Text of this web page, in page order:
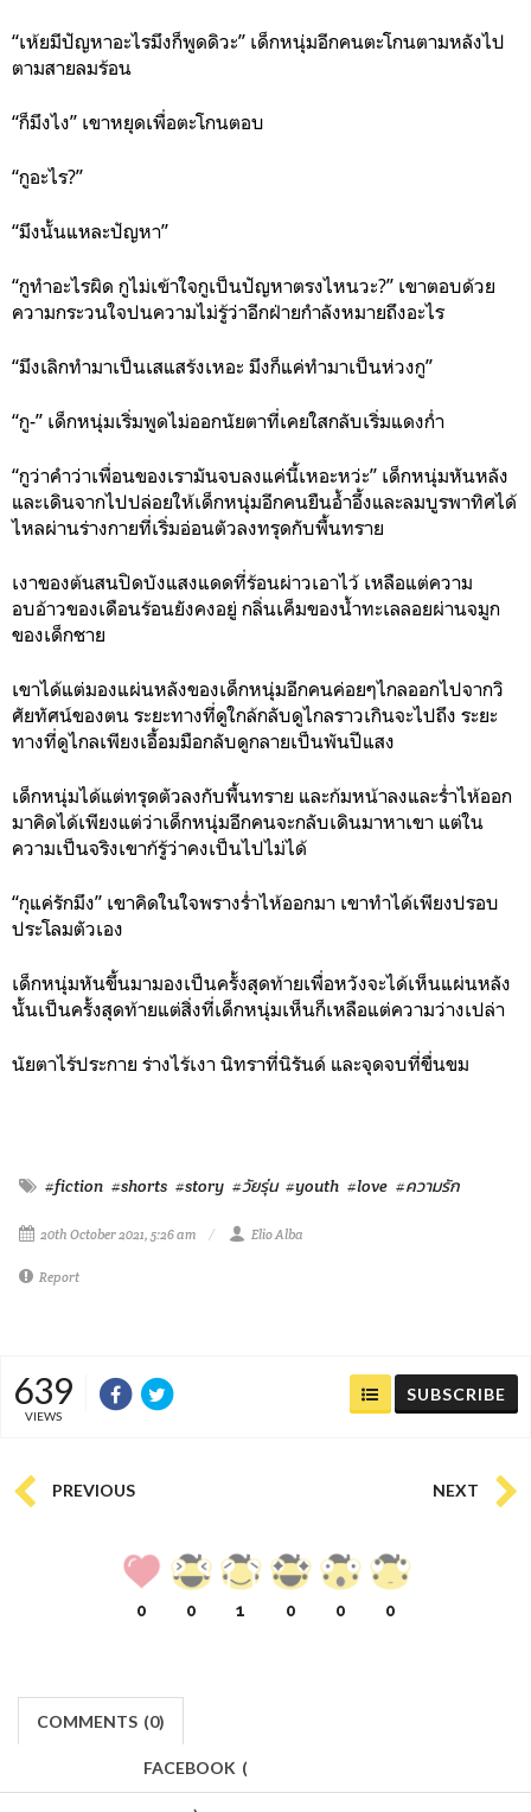
“เห้ยมีปัญหาอะไรมึงก็พูดดิวะ” เด็กหนุ่มอีกคนตะโกนตามหลังไป
ตามสายลมร้อน
“ก็มึงไง” เขาหยุดเพื่อตะโกนตอบ
“กูอะไร?”
“มึงนั้นแหละปัญหา”
“กูทำอะไรผิด กูไม่เข้าใจกูเป็นปัญหาตรงไหนวะ?” เขาตอบด้วย
ความกระวนใจปนความไม่รู้ว่าอีกฝ่ายกำลังหมายถึงอะไร
“มึงเลิกทำมาเป็นเสแสร้งเหอะ มึงก็แค่ทำมาเป็นห่วงกู”
“กู-” เด็กหนุ่มเริ่มพูดไม่ออกนัยตาที่เคยใสกลับเริ่มแดงก่ำ
“กูว่าคำว่าเพื่อนของเรามันจบลงแค่นี้เหอะหว่ะ” เด็กหนุ่มหันหลัง
และเดินจากไปปล่อยให้เด็กหนุ่มอีกคนยืนอ้ำอึ้งและลมบูรพาทิศได้
ไหลผ่านร่างกายที่เริ่มอ่อนตัวลงทรุดกับพื้นทราย
เงาของต้นสนปิดบังแสงแดดที่ร้อนผ่าวเอาไว้ เหลือแต่ความ
อบอ้าวของเดือนร้อนยังคงอยู่ กลิ่นเค็มของน้ำทะเลลอยผ่านจมูก
ของเด็กชาย
เขาได้แต่มองแผ่นหลังของเด็กหนุ่มอีกคนค่อยๆไกลออกไปจากวิ
ศัยทัศน์ของตน ระยะทางที่ดูใกล้กลับดูไกลราวเกินจะไปถึง ระยะ
ทางที่ดูไกลเพียงเอื้อมมือกลับดูกลายเป็นพันปีแสง
เด็กหนุ่มได้แต่ทรุดตัวลงกับพื้นทราย และก้มหน้าลงและร่ำไห้ออก
มาคิดได้เพียงแต่ว่าเด็กหนุ่มอีกคนจะกลับเดินมาหาเขา แต่ใน
ความเป็นจริงเขาก้รู้ว่าคงเป็นไปไม่ได้
“กุแค่รักมึง” เขาคิดในใจพรางร่ำไห้ออกมา เขาทำได้เพียงปรอบ
ประโลมตัวเอง
เด็กหนุ่มหันขึ้นมามองเป็นครั้งสุดท้ายเพื่อหวังจะได้เห็นแผ่นหลัง
นั้นเป็นครั้งสุดท้ายแต่สิ่งที่เด็กหนุ่มเห็นก็เหลือแต่ความว่างเปล่า
นัยตาไร้ประกาย ร่างไร้เงา นิทราที่นิรันด์ และจุดจบที่ขื่นขม
#fiction #shorts #story #วัยรุ่น #youth #love #ความรัก
20th October 2021, 5:26 am Elio Alba
Report
639
VIEWS
SUBSCRIBE
PREVIOUS NEXT
0 0 1 0 0 0
COMMENTS (0)
FACEBOOK (